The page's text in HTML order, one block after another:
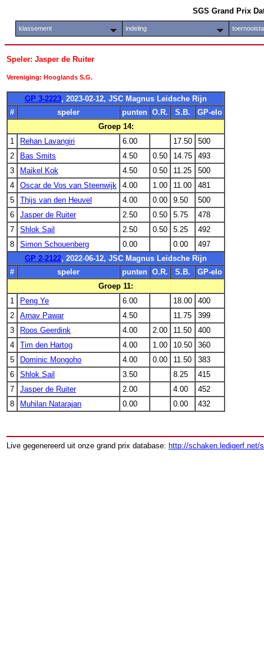
SGS Grand Prix
klassement indeling
Speler: Jasper de Ruiter
Vereniging: Hooglands S.G.
GP 3-2223, 2023-02-12, JSC Magnus Leidsche Rijn
#
speler punten O.R. S.B.
GP-elo
Groep 14:
1
Rehan Lavangiri 6.00 17.50
500
2
Bas Smits 4.50 0.50 14.75
493
3
Maikel Kok 4.50 0.50 11.25
500
4
Oscar de Vos van Steenwijk 4.00 1.00 11.00
481
5
Thijs van den Heuvel 4.00 0.00 9.50
500
6
Jasper de Ruiter 2.50 0.50 5.75
478
7
Shlok Sail 2.50 0.50 5.25
492
8
Simon Schouenberg 0.00 0.00
497
GP 2-2122, 2022-06-12, JSC Magnus Leidsche Rijn
#
speler punten O.R. S.B.
GP-elo
Groep 11:
1
Peng Ye 6.00 18.00
400
2
Arnav Pawar 4.50 11.75
399
3
Roos Geerdink 4.00 2.00 11.50
400
4
Tim den Hartog 4.00 1.00 10.50
360
5
Dominic Mongoho 4.00 0.00 11.50
383
6
Shlok Sail 3.50 8.25
415
7
Jasper de Ruiter 2.00 4.00
452
8
Muhilan Natarajan 0.00 0.00 432
Live gegenereerd uit onze grand prix database: http://schaken.ledigerf.net/